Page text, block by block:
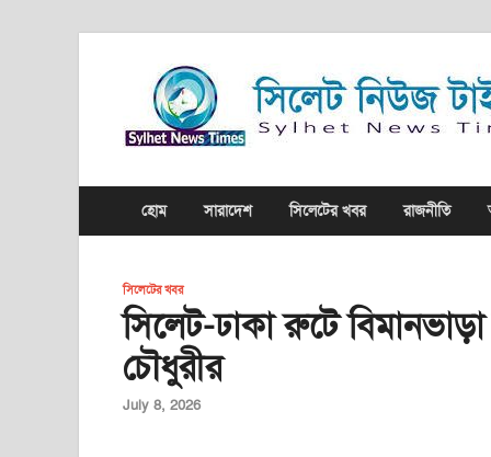
হোম সারাদেশ সিলেটের খবর রাজনীতি
সিলেটের খবর
সিলেট-ঢাকা রুটে
চৌধুরীর
July 8, 2026